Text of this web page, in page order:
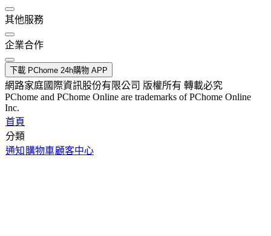
其他服務
企業合作
下載 PChome 24h購物 APP
網路家庭國際資訊股份有限公司 版權所有 轉載必究
PChome and PChome Online are trademarks of PChome Online
Inc.
首頁
分類
通知 購物車顧客中心